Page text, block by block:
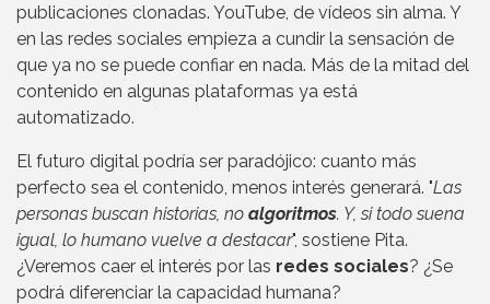
publicaciones clonadas. YouTube, de vídeos sin alma. Y
en las redes sociales empieza a cundir la sensación de
que ya no se puede confiar en nada. Más de la mitad del
contenido en algunas plataformas ya está
automatizado.
El futuro digital podría ser paradójico: cuanto más
perfecto sea el contenido, menos interés generará. "Las
personas buscan historias, no algoritmos. Y, si todo suena
igual, lo humano vuelve a destacar", sostiene Pita.
¿Veremos caer el interés por las redes sociales? ¿Se
podrá diferenciar la capacidad humana?